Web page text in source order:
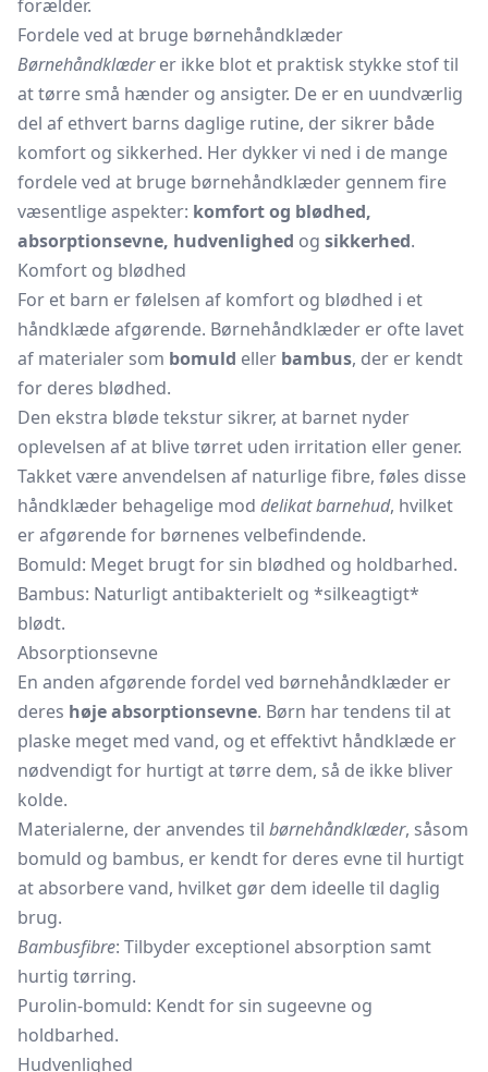
forælder.
Fordele ved at bruge børnehåndklæder
Børnehåndklæderer ikke blot et praktisk stykke stof til
at tørre små hænder og ansigter. De er en uundværlig
del af ethvert barns daglige rutine, der sikrer både
komfort og sikkerhed. Her dykker vi ned i de mange
fordele ved at bruge børnehåndklæder gennem fire
væsentlige aspekter: komfort og blødhed,
absorptionsevne, hudvenlighed og sikkerhed.
Komfort og blødhed
For et barn er følelsen af komfort og blødhed i et
håndklæde afgørende. Børnehåndklæder er ofte lavet
af materialer som bomuld eller bambus, der er kendt
for deres blødhed.
Den ekstra bløde tekstur sikrer, at barnet nyder
oplevelsen af at blive tørret uden irritation eller gener.
Takket være anvendelsen af naturlige fibre, føles disse
håndklæder behagelige mod delikat barnehud, hvilket
er afgørende for børnenes velbefindende.
Bomuld: Meget brugt for sin blødhed og holdbarhed.
Bambus: Naturligt antibakterielt og *silkeagtigt*
blødt.
Absorptionsevne
En anden afgørende fordel ved børnehåndklæder er
deres høje absorptionsevne. Børn har tendens til at
plaske meget med vand, og et effektivt håndklæde er
nødvendigt for hurtigt at tørre dem, så de ikke bliver
kolde.
Materialerne, der anvendes til børnehåndklæder, såsom
bomuld og bambus, er kendt for deres evne til hurtigt
at absorbere vand, hvilket gør dem ideelle til daglig
brug.
Bambusfibre: Tilbyder exceptionel absorption samt
hurtig tørring.
Purolin-bomuld: Kendt for sin sugeevne og
holdbarhed.
Hudvenlighed